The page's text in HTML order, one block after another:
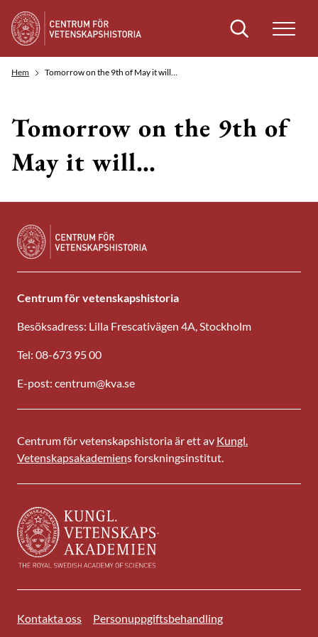
Sök
Hem Tomorrow on the 9th of May it will…
Tomorrow on the 9th of
May it will…
Centrum för vetenskapshistoria
Besöksadress: Lilla Frescativägen 4A, Stockholm
Tel: 08-673 95 00
E-post: centrum@kva.se
Kontakta oss Personuppgiftsbehandling
Centrum för vetenskapshistoria är ett av Kungl.
Vetenskapsakademiens forskningsinstitut.